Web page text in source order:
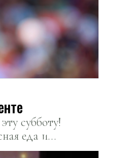
Шымкенте
субботу!
еда и